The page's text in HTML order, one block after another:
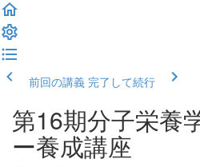
前回の講義 完了して続行
第16期分子栄養
ー養成講座